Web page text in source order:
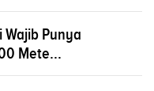
Wajib Punya
Mete...